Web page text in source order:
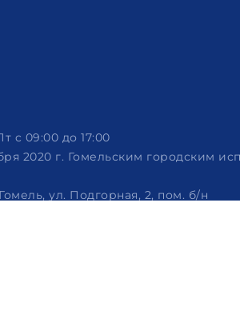
c 09:00 до 17:00
2020 г. Гомельским городским
ул. Подгорная, 2, пом. б/н